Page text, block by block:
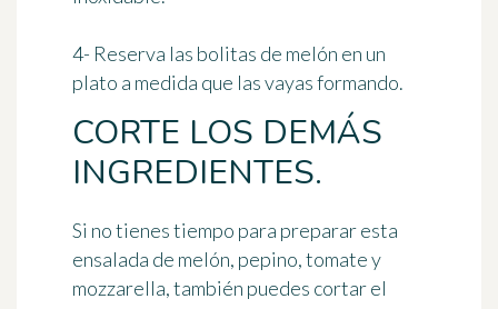
4- Reserva las bolitas de melón en un
plato a medida que las vayas formando.
CORTE LOS DEMÁS
INGREDIENTES.
Si no tienes tiempo para preparar esta
ensalada de melón, pepino, tomate y
mozzarella, también puedes cortar el